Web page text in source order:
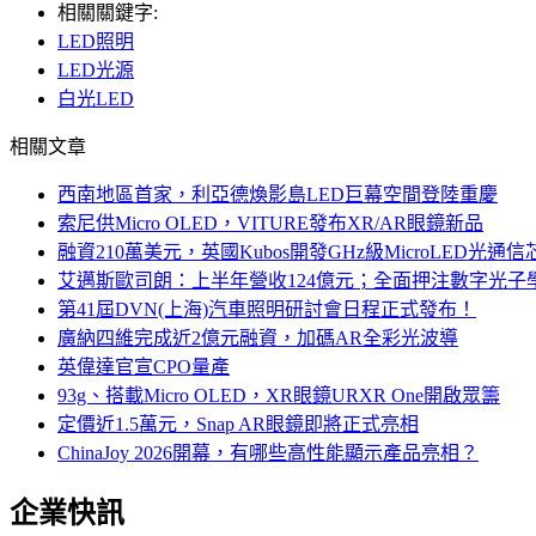
相關關鍵字:
LED照明
LED光源
白光LED
相關文章
西南地區首家，利亞德煥影島LED巨幕空間登陸重慶
索尼供Micro OLED，VITURE發布XR/AR眼鏡新品
融資210萬美元，英國Kubos開發GHz級MicroLED光通信
艾邁斯歐司朗：上半年營收124億元；全面押注數字光子
第41屆DVN(上海)汽車照明研討會日程正式發布！
廣納四維完成近2億元融資，加碼AR全彩光波導
英偉達官宣CPO量產
93g、搭載Micro OLED，XR眼鏡URXR One開啟眾籌
定價近1.5萬元，Snap AR眼鏡即將正式亮相
ChinaJoy 2026開幕，有哪些高性能顯示產品亮相？
企業快訊